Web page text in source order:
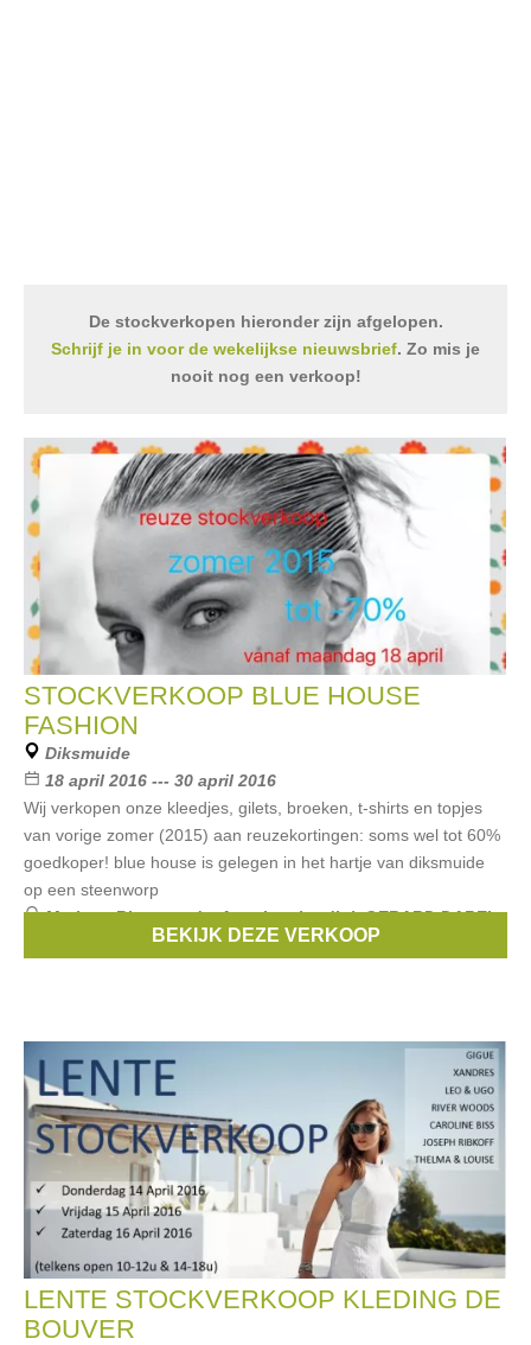
De stockverkopen hieronder zijn afgelopen.
Schrijf je in voor de wekelijkse nieuwsbrief. Zo mis je
nooit nog een verkoop!
STOCKVERKOOP BLUE HOUSE
FASHION
Diksmuide
18 april 2016 --- 30 april 2016
Wij verkopen onze kleedjes, gilets, broeken, t-shirts en topjes
van vorige zomer (2015) aan reuzekortingen: soms wel tot 60%
goedkoper! blue house is gelegen in het hartje van diksmuide
op een steenworp
Merken:Riverwoods,Atos Lombardini,GERARD DAREL,
Tara Jarmon, ...
BEKIJK DEZE VERKOOP
LENTE STOCKVERKOOP KLEDING DE
BOUVER